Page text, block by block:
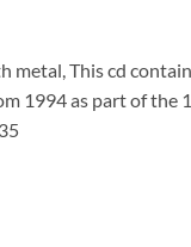
metal, This cd
1994 as part of the